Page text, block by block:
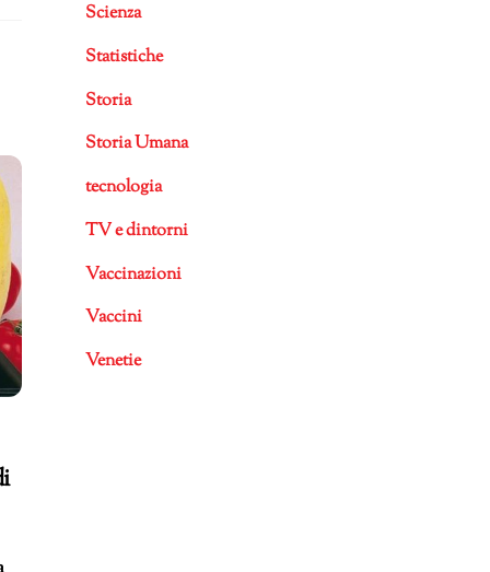
Scienza
Statistiche
Storia
Storia Umana
tecnologia
TV e dintorni
Vaccinazioni
Vaccini
Venetie